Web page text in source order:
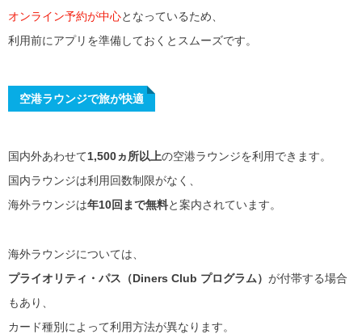
オンライン予約が中心となっているため、
利用前にアプリを準備しておくとスムーズです。
空港ラウンジで旅が快適
国内外あわせて1,500ヵ所以上の空港ラウンジを利用できます。
国内ラウンジは利用回数制限がなく、
海外ラウンジは年10回まで無料と案内されています。
海外ラウンジについては、
プライオリティ・パス（Diners Club プログラム） が付帯する場合
もあり、
カード種別によって利用方法が異なります。